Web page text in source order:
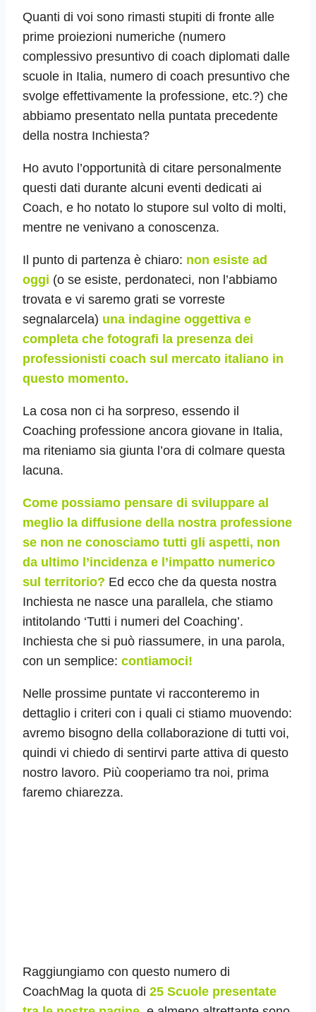
Quanti di voi sono rimasti stupiti di fronte alle
prime proiezioni numeriche (numero
complessivo presuntivo di coach diplomati dalle
scuole in Italia, numero di coach presuntivo che
svolge effettivamente la professione, etc.?) che
abbiamo presentato nella puntata precedente
della nostra Inchiesta?
Ho avuto l’opportunità di citare personalmente
questi dati durante alcuni eventi dedicati ai
Coach, e ho notato lo stupore sul volto di molti,
mentre ne venivano a conoscenza.
Il punto di partenza è chiaro: non esiste ad
oggi (o se esiste, perdonateci, non l’abbiamo
trovata e vi saremo grati se vorreste
segnalarcela) una indagine oggettiva e
completa che fotografi la presenza dei
professionisti coach sul mercato italiano in
questo momento.
La cosa non ci ha sorpreso, essendo il
Coaching professione ancora giovane in Italia,
ma riteniamo sia giunta l’ora di colmare questa
lacuna.
Come possiamo pensare di sviluppare al
meglio la diffusione della nostra professione
se non ne conosciamo tutti gli aspetti, non
da ultimo l’incidenza e l’impatto numerico
sul territorio? Ed ecco che da questa nostra
Inchiesta ne nasce una parallela, che stiamo
intitolando ‘Tutti i numeri del Coaching’.
Inchiesta che si può riassumere, in una parola,
con un semplice: contiamoci!
Nelle prossime puntate vi racconteremo in
dettaglio i criteri con i quali ci stiamo muovendo:
avremo bisogno della collaborazione di tutti voi,
quindi vi chiedo di sentirvi parte attiva di questo
nostro lavoro. Più cooperiamo tra noi, prima
faremo chiarezza.
Raggiungiamo con questo numero di
CoachMag la quota di 25 Scuole presentate